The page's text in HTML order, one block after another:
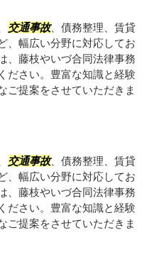
交通事故、債務整理、賃貸
、幅広い分野に対応してお
、藤枝やいづ合同法律事務
ださい。豊富な知識と経験
ご提案をさせていただきま
交通事故、債務整理、賃貸
、幅広い分野に対応してお
、藤枝やいづ合同法律事務
ださい。豊富な知識と経験
ご提案をさせていただきま